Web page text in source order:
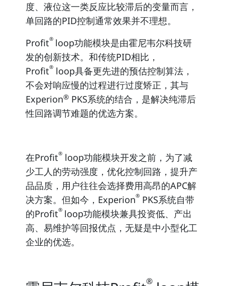
度、液位这一类反应比较滞后的变量而言，
单回路的PID控制通常效果并不理想。
Profit® loop功能模块是由霍尼韦尔科技研
发的创新技术。和传统PID相比，
Profit®loop具备更先进的预估控制算法，
不会对响应慢的过程进行过度矫正，其与
Experion®PKS系统的结合，是解决纯滞后
性回路调节难题的优选方案。
在Profit®loop功能模块开发之前，为了减
少工人的劳动强度，优化控制回路，提升产
品品质，用户往往会选择费用高昂的APC解
决方案。但如今， Experion®PKS系统自带
的Profit® loop功能模块兼具投资低、 产出
高、 易维护等回报优点 ， 无疑是中小型化工
企业的优选。
®